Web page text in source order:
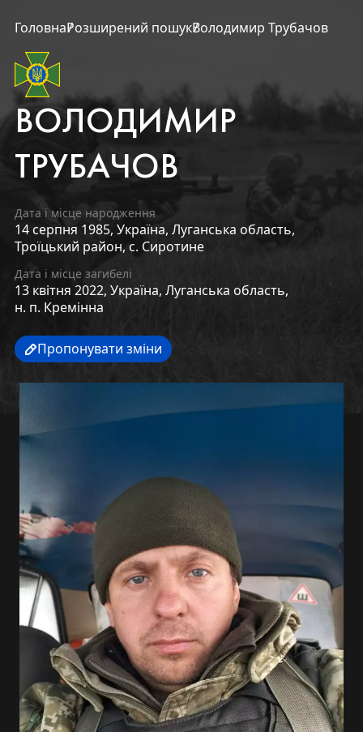
ГоловнаРозширений пошукВолодимир Трубачов
ВОЛОДИМИР
ТРУБАЧОВ
Дата і місце народження
14 серпня 1985, Україна, Луганська область,
Троїцький район, с. Сиротине
Дата і місце загибелі
13 квітня 2022, Україна, Луганська область,
н. п. Кремінна
Пропонувати зміни